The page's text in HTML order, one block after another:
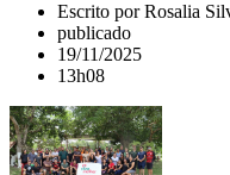
Escrito por Rosalia
publicado
19/11/2025
13h08